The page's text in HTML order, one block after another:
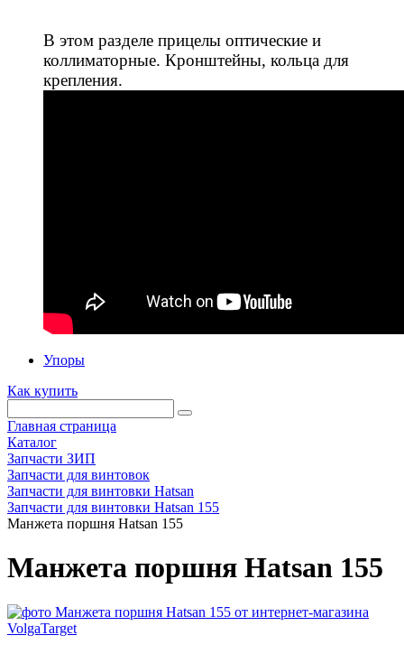
В этом разделе прицелы оптические и
коллиматорные. Кронштейны, кольца для
крепления.
Упоры
Как купить
Главная страница
Каталог
Запчасти ЗИП
Запчасти для винтовок
Запчасти для винтовки Hatsan
Запчасти для винтовки Hatsan 155
Манжета поршня Hatsan 155
Манжета поршня Hatsan 155